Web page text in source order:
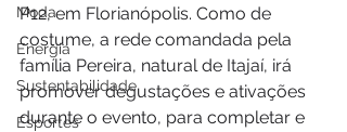
Moda
Energia
Sustentabilidade
Esportes
P12, em Florianópolis. Como de
costume, a rede comandada pela
família Pereira, natural de Itajaí, irá
promover degustações e ativações
durante o evento, para completar e